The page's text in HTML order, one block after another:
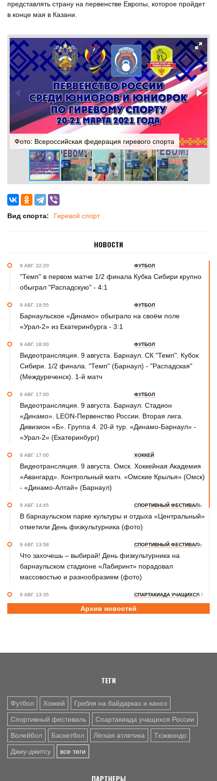
представлять страну на первенстве Европы, которое пройдет
в конце мая в Казани.
Фото: Всероссийская федерация гиревого спорта
Вид спорта: Гиревой спорт
НОВОСТИ
9 АВГ. 22:20 ФУТБОЛ
"Темп" в первом матче 1/2 финала Кубка Сибири крупно
обыграл "Распадскую" - 4:1
9 АВГ. 19:55 ФУТБОЛ
Барнаульское «Динамо» обыграло на своём поле
«Урал-2» из Екатеринбурга - 3:1
9 АВГ. 18:00 ФУТБОЛ
Видеотрансляция. 9 августа. Барнаул. СК "Темп". Кубок
Сибири. 1/2 финала. "Темп" (Барнаул) - "Распадская"
(Междуреченск). 1-й матч
9 АВГ. 17:00 ФУТБОЛ
Видеотрансляция. 9 августа. Барнаул. Стадион
«Динамо». LEON-Первенство России. Вторая лига.
Дивизион «Б». Группа 4. 20-й тур. «Динамо-Барнаул» -
«Урал-2» (Екатеринбург)
9 АВГ. 17:00 ХОККЕЙ
Видеотрансляция. 9 августа. Омск. Хоккейная Академия
«Авангард». Контрольный матч. «Омские Крылья» (Омск)
- «Динамо-Алтай» (Барнаул)
9 АВГ. 14:45 СПОРТИВНЫЙ ФЕСТИВАЛЬ
В барнаульском парке культуры и отдыха «Центральный»
отметили День физкультурника (фото)
9 АВГ. 13:58 СПОРТИВНЫЙ ФЕСТИВАЛЬ
Что захочешь – выбирай! День физкультурника на
барнаульском стадионе «Лабиринт» порадовал
массовостью и разнообразием (фото)
9 АВГ. 13:35 СПАРТАКИАДА УЧАЩИХСЯ
Дзюдоист Матвей Чебавских из Краевой СШОР стал
пятым в финальном турнире летней XIII Спартакиады
Как волейболисты барнаульского «Университета»
готовятся к новому сезону после изменений в тренерском
штабе и руководстве
Архив новостей
ТЕГИ
Футбол Хоккей Гребля на байдарках и каноэ
Спортивный фестиваль Спартакиада учащихся России
Волейбол Баскетбол Лёгкая атлетика Тхэквондо
Джиу-джитсу все теги
ПАРТНЕРЫ